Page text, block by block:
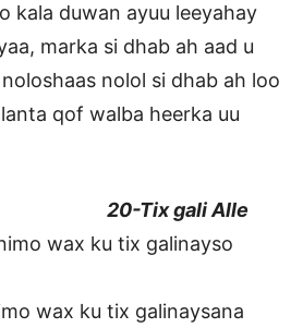
kala duwan ayuu leeyahay
marka si dhab ah aad u
nolol si dhab ah loo
qof walba heerka uu
gali Alle
wax ku tix galinayso
wax ku tix galinaysana